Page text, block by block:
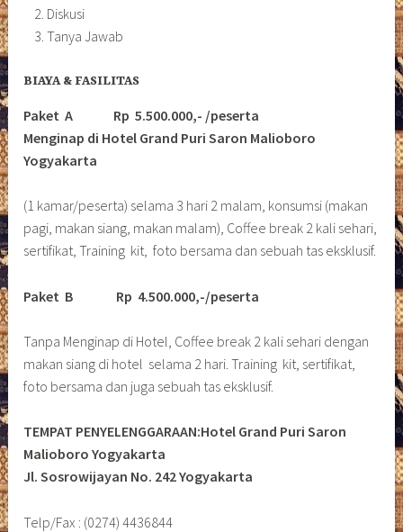
Diskusi
Tanya Jawab
BIAYA & FASILITAS
Paket A Rp 5.500.000,- /peserta
Menginap di Hotel Grand Puri Saron Malioboro
Yogyakarta
(1 kamar/peserta) selama 3 hari 2 malam, konsumsi (makan
pagi, makan siang, makan malam), Coffee break 2 kali sehari,
sertifikat, Training kit, foto bersama dan sebuah tas eksklusif.
Paket B Rp 4.500.000,-/peserta
Tanpa Menginap di Hotel, Coffee break 2 kali sehari dengan
makan siang di hotel selama 2 hari. Training kit, sertifikat,
foto bersama dan juga sebuah tas eksklusif.
TEMPAT PENYELENGGARAAN:Hotel Grand Puri Saron
Malioboro Yogyakarta
Jl. Sosrowijayan No. 242 Yogyakarta
Telp/Fax : (0274) 4436844